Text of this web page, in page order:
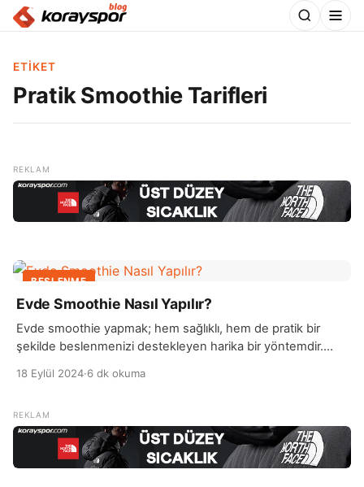
ETIKET
Pratik Smoothie Tarifleri
BESLENME
Evde Smoothie Nasıl Yapılır?
Evde smoothie yapmak; hem sağlıklı, hem de pratik bir
şekilde beslenmenizi destekleyen harika bir yöntemdir.
veya sütle karıştırarak yapılan içeceklerdir. Bu içecekler,
tercihlere göre özelleştirilebilir. Evde smoothie hazırlamak,
taze ve doğal malzemeler kullanmanıza olanak tanır,
böylece hem besleyici hem de […]
18 Eylül 2024·6 dk okuma